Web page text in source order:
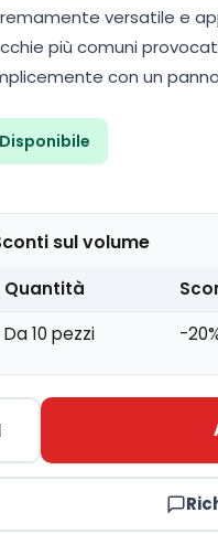
versatile e
più comuni
con un
Disponibile
sul volume
Quantità
Da 10 pezzi
-